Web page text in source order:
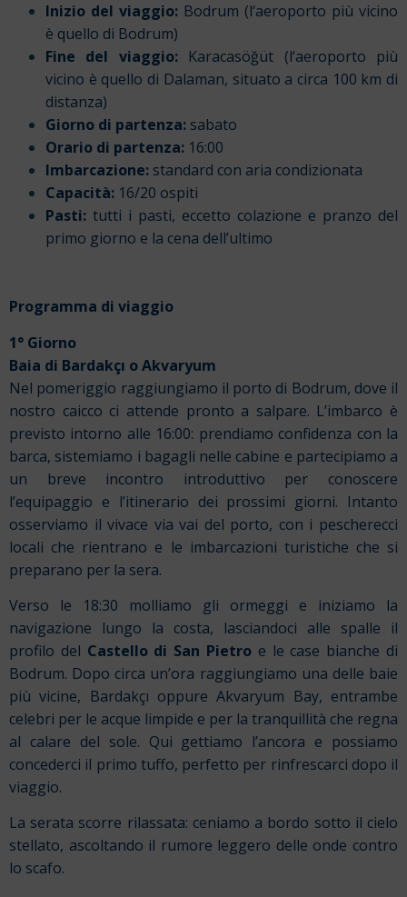
Inizio del viaggio: Bodrum (l‘aeroporto più vicino
è quello di Bodrum)
Fine del viaggio: Karacasöğüt (l‘aeroporto più
vicino è quello di Dalaman, situato a circa 100 km di
distanza)
Giorno di partenza: sabato
Orario di partenza: 16:00
Imbarcazione: standard con aria condizionata
Capacità: 16/20 ospiti
Pasti: tutti i pasti, eccetto colazione e pranzo del
primo giorno e la cena dell’ultimo
Programma di viaggio
1° Giorno
Baia di Bardakçı o Akvaryum
Nel pomeriggio raggiungiamo il porto di Bodrum, dove il
nostro caicco ci attende pronto a salpare. L’imbarco è
previsto intorno alle 16:00: prendiamo confidenza con la
barca, sistemiamo i bagagli nelle cabine e partecipiamo a
un breve incontro introduttivo per conoscere
l’equipaggio e l’itinerario dei prossimi giorni. Intanto
osserviamo il vivace via vai del porto, con i pescherecci
locali che rientrano e le imbarcazioni turistiche che si
preparano per la sera.
Verso le 18:30 molliamo gli ormeggi e iniziamo la
navigazione lungo la costa, lasciandoci alle spalle il
profilo del Castello di San Pietro e le case bianche di
Bodrum. Dopo circa un’ora raggiungiamo una delle baie
più vicine, Bardakçı oppure Akvaryum Bay, entrambe
celebri per le acque limpide e per la tranquillità che regna
al calare del sole. Qui gettiamo l’ancora e possiamo
concederci il primo tuffo, perfetto per rinfrescarci dopo il
viaggio.
La serata scorre rilassata: ceniamo a bordo sotto il cielo
stellato, ascoltando il rumore leggero delle onde contro
lo scafo.